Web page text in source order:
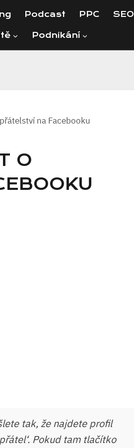
Podcast PPC SEO
Podnikání
na Facebooku
O
tak, že najdete profil
Pokud tam tlačítko